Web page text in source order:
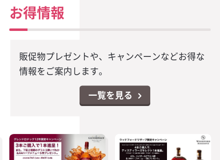
お得情報
販促物プレゼントや、キャンペーンなどお得な
情報をご案内します。
一覧を見る